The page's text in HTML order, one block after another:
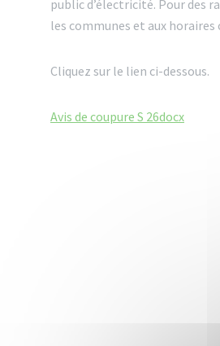
public d’électricité. Pour des
les communes et aux
Cliquez sur le lien ci-dessous.
Avis de coupure S 26docx